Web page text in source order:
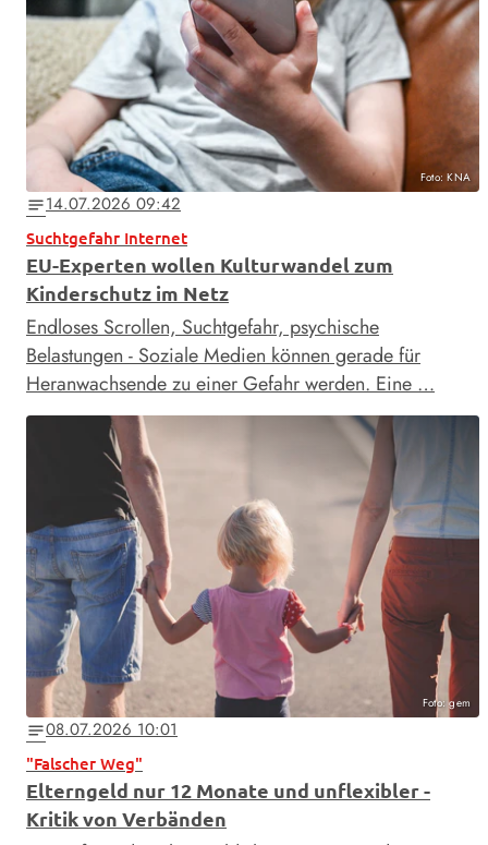
Foto: KNA
notes14.07.2026 09:42
Suchtgefahr Internet
EU-Experten wollen Kulturwandel zum
Kinderschutz im Netz
Endloses Scrollen, Suchtgefahr, psychische
Belastungen - Soziale Medien können gerade für
Heranwachsende zu einer Gefahr werden. Eine …
Foto: gem
notes08.07.2026 10:01
"Falscher Weg"
Elterngeld nur 12 Monate und unflexibler -
Kritik von Verbänden